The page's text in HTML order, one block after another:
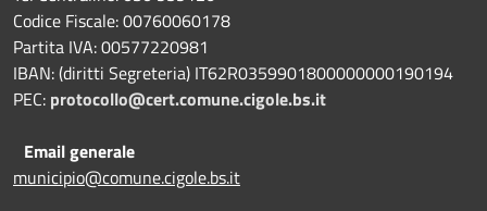
Codice Fiscale: 00760060178
Partita IVA: 00577220981
IBAN: (diritti Segreteria) IT62R0359901800000000190194
PEC: protocollo@cert.comune.cigole.bs.it
Email generale
municipio@comune.cigole.bs.it